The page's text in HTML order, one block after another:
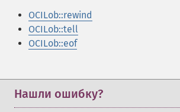
OCILob::rewind
OCILob::tell
OCILob::eof
Нашли ошибку?